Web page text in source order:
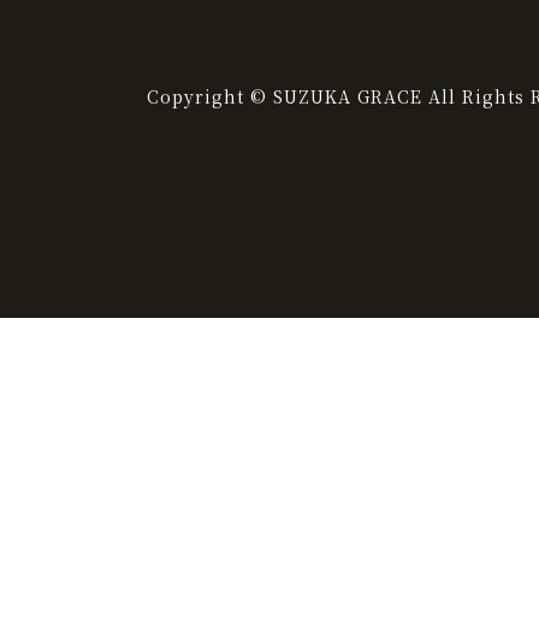
Copyright © SUZUKA GRACE All Rights